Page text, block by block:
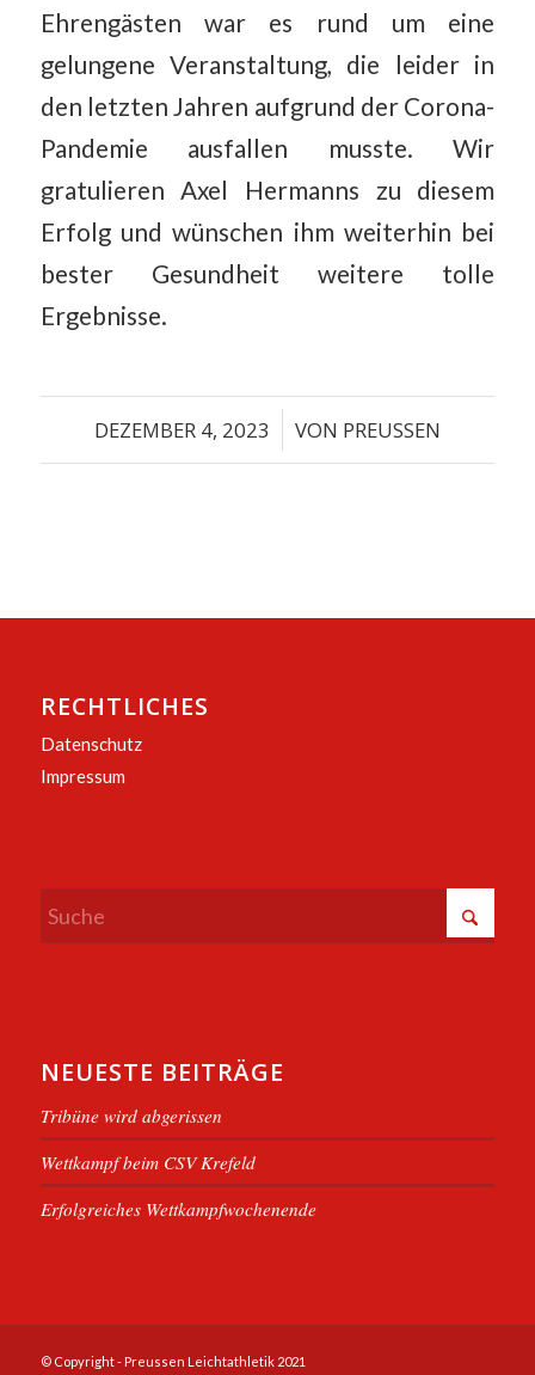
Ehrengästen war es rund um eine
gelungene Veranstaltung, die leider in
den letzten Jahren aufgrund der Corona-
Pandemie ausfallen musste. Wir
gratulieren Axel Hermanns zu diesem
Erfolg und wünschen ihm weiterhin bei
bester Gesundheit weitere tolle
Ergebnisse.
DEZEMBER 4, 2023
/ VON PREUSSEN
RECHTLICHES
Datenschutz
Impressum
NEUESTE BEITRÄGE
Tribüne wird abgerissen
Wettkampf beim CSV Krefeld
Erfolgreiches Wettkampfwochenende
© Copyright - Preussen Leichtathletik 2021